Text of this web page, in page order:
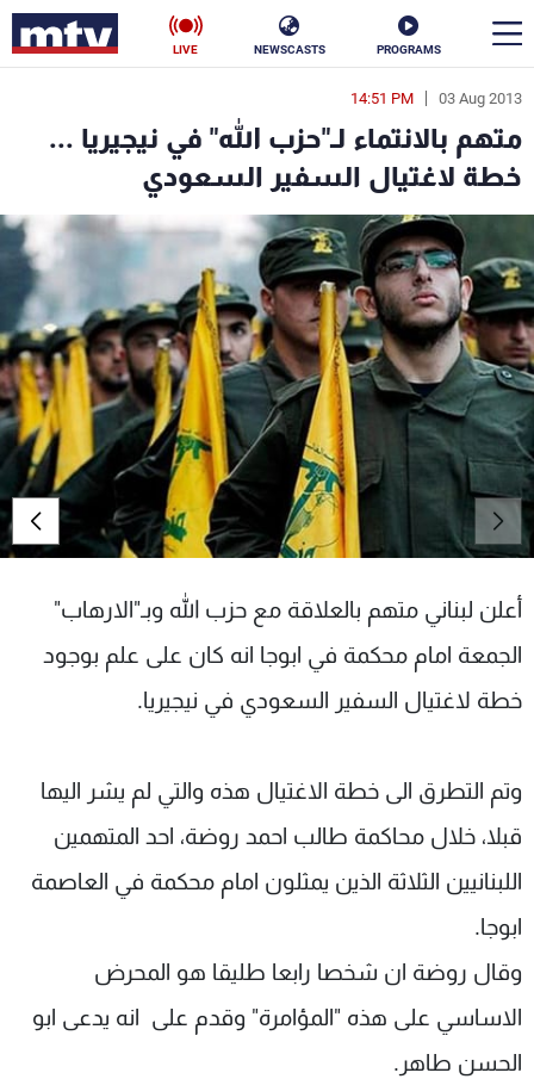
PROGRAMS
NEWSCASTS
LIVE
03 Aug 2013
14:51 PM
متهم بالانتماء لـ"حزب الله" في نيجيريا ...
خطة لاغتيال السفير السعودي
أعلن لبناني متهم بالعلاقة مع حزب الله وبـ"الارهاب"
الجمعة امام محكمة في ابوجا انه كان على علم بوجود
خطة لاغتيال السفير السعودي في نيجيريا.
وتم التطرق الى خطة الاغتيال هذه والتي لم يشر اليها
قبلا، خلال محاكمة طالب احمد روضة، احد المتهمين
اللبنانيين الثلاثة الذين يمثلون امام محكمة في العاصمة
ابوجا.
وقال روضة ان شخصا رابعا طليقا هو المحرض
الاساسي على هذه "المؤامرة" وقدم على انه يدعى ابو
الحسن طاهر.
en
الأخبار
سياسة ناس
إقتصاد فن
منوعات رياضة
كأس العالم
البرامج
جدول البرامج
شاهد البرامج
الترددات
عن MTV
الإنـتـاج
وظائف
تواصل معنا
شروط الإسـتخدام